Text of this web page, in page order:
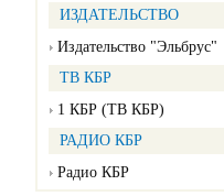
ИЗДАТЕЛЬСТВО
Издательство "Эльбрус"
ТВ КБР
1 КБР (ТВ КБР)
РАДИО КБР
Радио КБР